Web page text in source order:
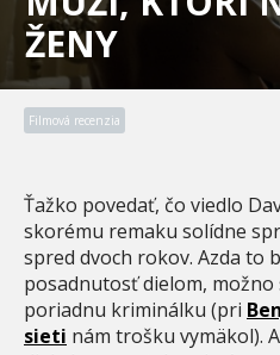
ŽENY
Filmová recenzia
Ťažko povedať, čo viedlo
skorému remaku solídne
spred dvoch rokov. Azda to
posadnutosť dielom,
poriadnu kriminálku (pri
sieti nám trošku vymäkol).